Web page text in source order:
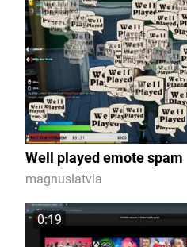
Well played emote spam
magnuslatvia
0:19